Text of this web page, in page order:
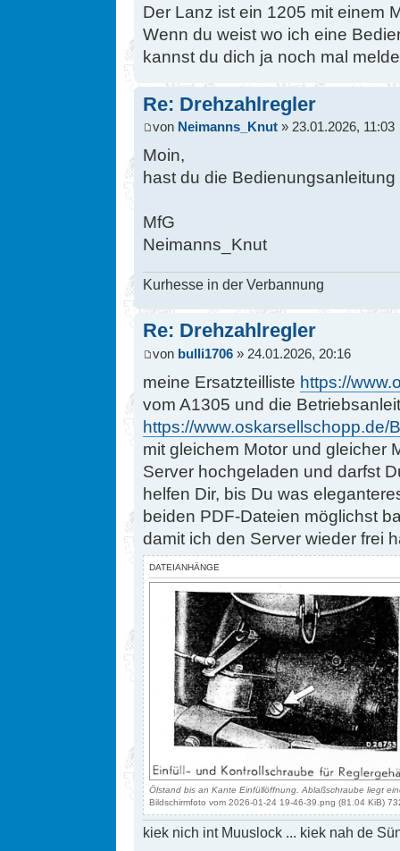
Der Lanz ist ein 1205 mit einem
Wenn du weist wo ich eine
kannst du dich ja noch mal
Re: Drehzahlregler
von Neimanns_Knut » 23.01.2026, 11:03
Moin,
hast du die
MfG
Neimanns_Knut
Kurhesse in der Verbannung
Re: Drehzahlregler
von bulli1706 » 24.01.2026, 20:16
meine Ersatzteilliste https://
vom A1305 und die
https://www.oskarsellschopp.de/
mit gleichem Motor und gleicher
Server hochgeladen und darfst
helfen Dir, bis Du was
beiden PDF-Dateien möglichst
damit ich den Server wieder frei
DATEIANHÄNGE
Ölstand bis an Kante Einfüllöffnung. Ablaßschraube liegt
Bildschirmfoto vom 2026-01-24 19-46-39.png (81.04 KiB)
kiek nich int Muuslock ... kiek nah de